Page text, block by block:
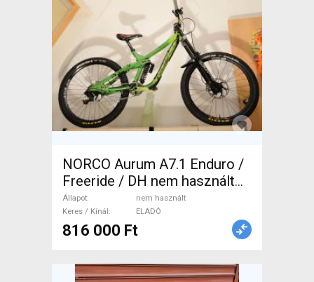
NORCO Aurum A7.1 Enduro /
Freeride / DH nem használt
ELADÓ
Állapot
nem használt
Keres / Kínál
ELADÓ
816 000 Ft